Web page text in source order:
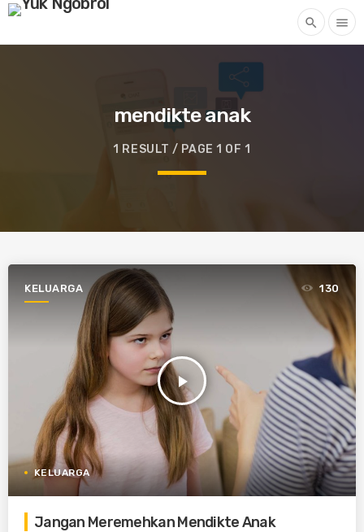
search menu
mendikte anak
1 RESULT / PAGE 1 OF 1
KELUARGA
play_arrow
130
KELUARGA
Jangan Meremehkan Mendikte Anak